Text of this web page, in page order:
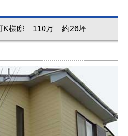
K様邸 110万 約26坪